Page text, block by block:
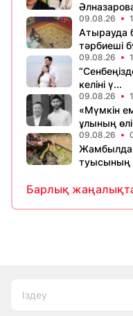
09.08.26
Атырауда
тәрбиеші
09.08.26
келіні ү...
09.08.26
«Мүмкін
ұлының
09.08.26
Жамбылда
туысының
Барлық